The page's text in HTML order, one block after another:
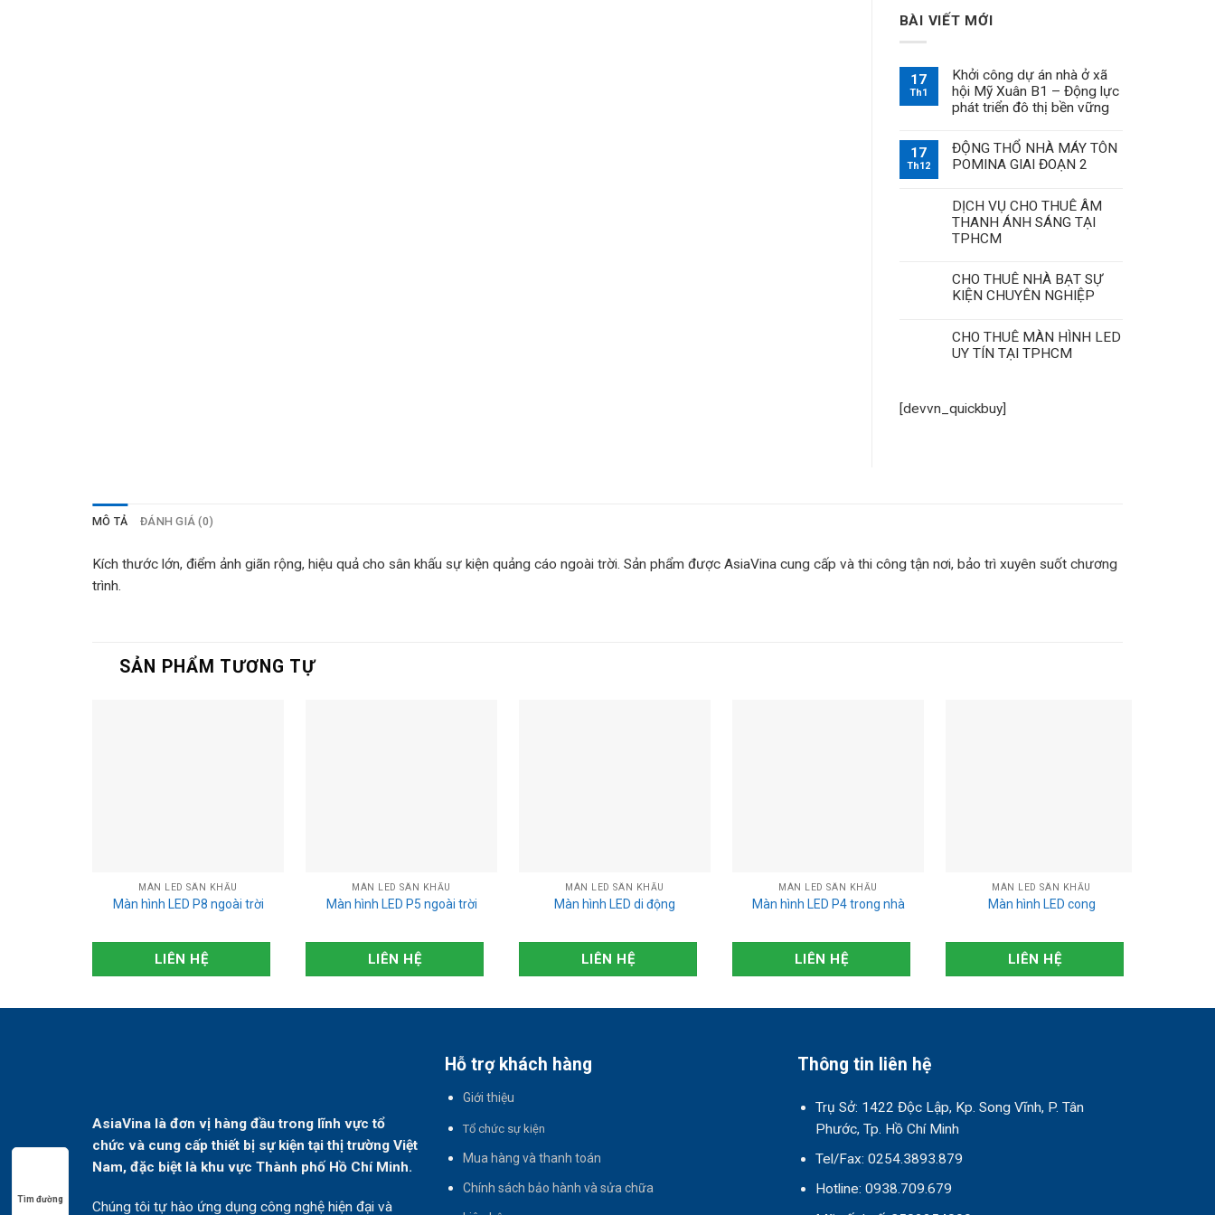
BÀI VIẾT MỚI
17
Th1
Khởi công dự án nhà ở xã
hội Mỹ Xuân B1 – Động lực
phát triển đô thị bền vững
17
Th12
ĐỘNG THỔ NHÀ MÁY TÔN
POMINA GIAI ĐOẠN 2
DỊCH VỤ CHO THUÊ ÂM
THANH ÁNH SÁNG TẠI
TPHCM
CHO THUÊ NHÀ BẠT SỰ
KIỆN CHUYÊN NGHIỆP
CHO THUÊ MÀN HÌNH LED
UY TÍN TẠI TPHCM
[devvn_quickbuy]
MÔ TẢ ĐÁNH GIÁ (0)
Kích thước lớn, điểm ảnh giãn rộng, hiệu quả cho sân khấu sự kiện quảng cáo ngoài trời. Sản phẩm được AsiaVina cung cấp và thi công tận nơi, bảo trì xuyên suốt chương
trình.
SẢN PHẨM TƯƠNG TỰ
MÀN LED SÂN KHẤU
Màn hình LED P8 ngoài trời
LIÊN HỆ
MÀN LED SÂN KHẤU
Màn hình LED P5 ngoài trời
LIÊN HỆ
MÀN LED SÂN KHẤU
Màn hình LED di động
LIÊN HỆ
MÀN LED SÂN KHẤU
Màn hình LED P4 trong nhà
LIÊN HỆ
MÀN LED SÂN KHẤU
Màn hình LED cong
LIÊN HỆ
AsiaVina là đơn vị hàng đầu trong lĩnh vực tổ
chức và cung cấp thiết bị sự kiện tại thị trường Việt
Nam, đặc biệt là khu vực Thành phố Hồ Chí Minh.
Chúng tôi tự hào ứng dụng công nghệ hiện đại và
Hỗ trợ khách hàng
Giới thiệu
Tổ chức sự kiện
Mua hàng và thanh toán
Chính sách bảo hành và sửa chữa
Thông tin liên hệ
Trụ Sở: 1422 Độc Lập, Kp. Song Vĩnh, P. Tân
Phước, Tp. Hồ Chí Minh
Tel/Fax: 0254.3893.879
Hotline: 0938.709.679
Tìm đường